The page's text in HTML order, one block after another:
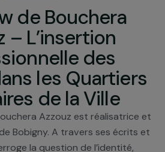
de Bouchera
– L’insertion
des
dans les
de la Ville
Bouchera Azzouz est